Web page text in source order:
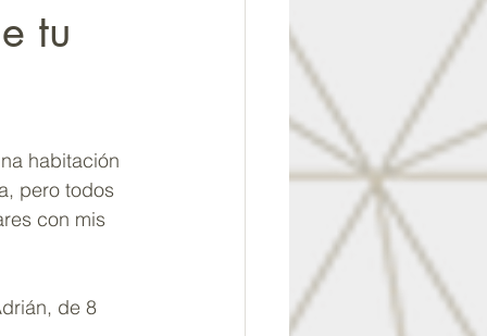
tu
habitación
pero todos
con mis
de 8